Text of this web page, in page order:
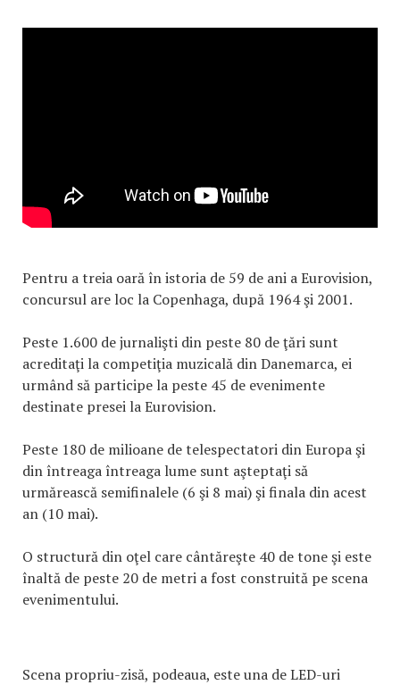
Pentru a treia oară în istoria de 59 de ani a Eurovision,
concursul are loc la Copenhaga, după 1964 şi 2001.
Peste 1.600 de jurnalişti din peste 80 de ţări sunt
acreditaţi la competiţia muzicală din Danemarca, ei
urmând să participe la peste 45 de evenimente
destinate presei la Eurovision.
Peste 180 de milioane de telespectatori din Europa şi
din întreaga întreaga lume sunt aşteptaţi să
urmărească semifinalele (6 şi 8 mai) şi finala din acest
an (10 mai).
O structură din oţel care cântăreşte 40 de tone şi este
înaltă de peste 20 de metri a fost construită pe scena
evenimentului.
Scena propriu-zisă, podeaua, este una de LED-uri